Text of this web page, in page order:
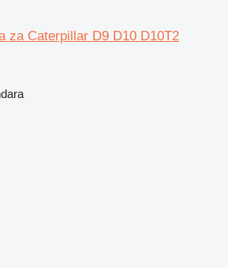
za Caterpillar D9 D10 D10T2